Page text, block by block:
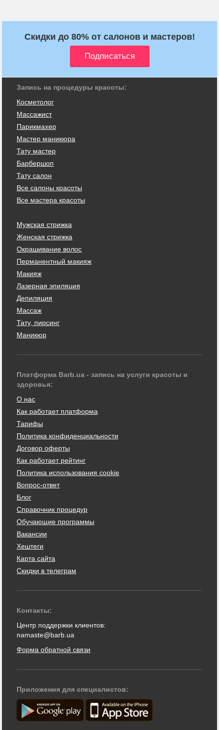
Скидки до 80% от салонов и мастеров!
Запись на процедуры красоты:
Косметолог
Массажист
Парикмахер
Мастер маникюра
Тату мастер
Барбершоп
Тату салон
Все салоны красоты
Все мастера красоты
Мужская стрижка
Женская стрижка
Окрашивание волос
Перманентный макияж
Макияж
Лазерная эпиляция
Депиляция
Массаж
Тату, пирсинг
Маникюр
Платформа Barb.ua - запись на услуги красоты и
здоровья:
О нас
Как работает платформа
Тарифы
Политика конфиденциальности
Договор оферты
Как работает рейтинг
Политика использования cookie
Вопрос-ответ
Блог
Справочник процедур
Обучающие программы
Вакансии
Хештеги
Карта сайта
Скидки в телеграм
Контакты:
Центр поддержки клиентов:
namaste@barb.ua
Форма обратной связи
Приложения для специалистов: